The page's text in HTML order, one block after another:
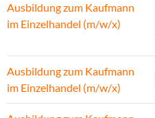
Ausbildung zum Kaufmann
im Einzelhandel (m/w/x)
Ausbildung zum Kaufmann
im Einzelhandel (m/w/x)